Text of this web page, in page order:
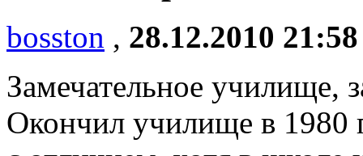
bosston , 28.12.2010 21:58
Замечательное училище,
Окончил училище в 1980